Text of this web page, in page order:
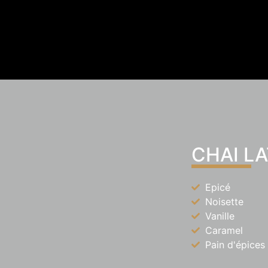
CHAI
Epicé
Noisette
Vanille
Caramel
Pain d'épices